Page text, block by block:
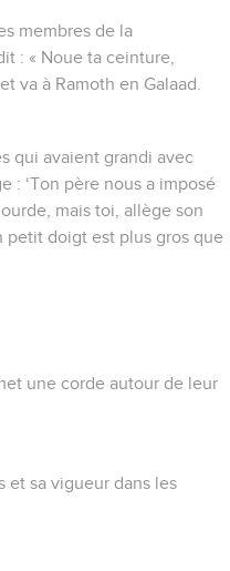
membres de la
: « Noue ta ceinture,
va à Ramoth en Galaad.
qui avaient grandi avec
: ‘Ton père nous a imposé
mais toi, allège son
petit doigt est plus gros que
une corde autour de leur
et sa vigueur dans les